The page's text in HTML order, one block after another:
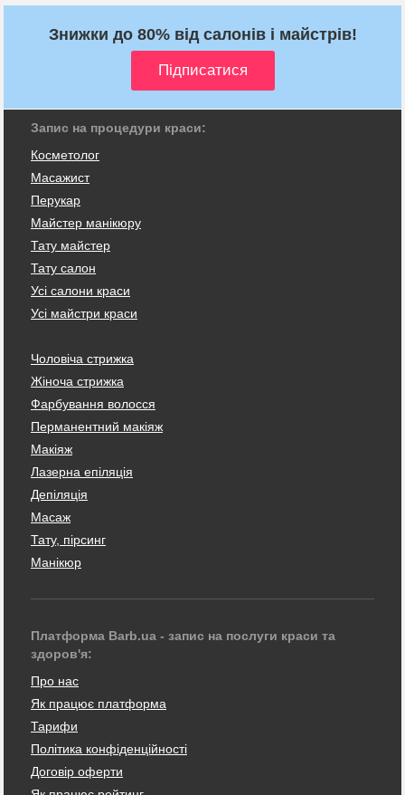
Знижки до 80% від салонів і майстрів!
Запис на процедури краси:
Косметолог
Масажист
Перукар
Майстер манікюру
Тату майстер
Тату салон
Усі салони краси
Усі майстри краси
Чоловіча стрижка
Жіноча стрижка
Фарбування волосся
Перманентний макіяж
Макіяж
Лазерна епіляція
Депіляція
Масаж
Тату, пірсинг
Манікюр
Платформа Barb.ua - запис на послуги краси та
здоров'я:
Про нас
Як працює платформа
Тарифи
Політика конфіденційності
Договір оферти